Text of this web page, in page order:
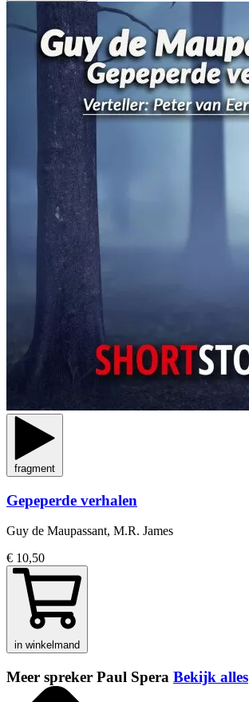
fragment
Gepeperde verhalen
Guy de Maupassant, M.R. James
€ 10,50
in winkelmand
Meer spreker Paul Spera Bekijk alles